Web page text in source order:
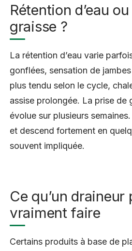
Rétention d’eau
graisse ?
La rétention d’eau varie
gonflées, sensation de
plus tendu selon le cycle,
assise prolongée. La prise de
évolue sur plusieurs
et descend fortement en
souvent impliquée.
Ce qu’un draineur
vraiment faire
Certains produits à base de